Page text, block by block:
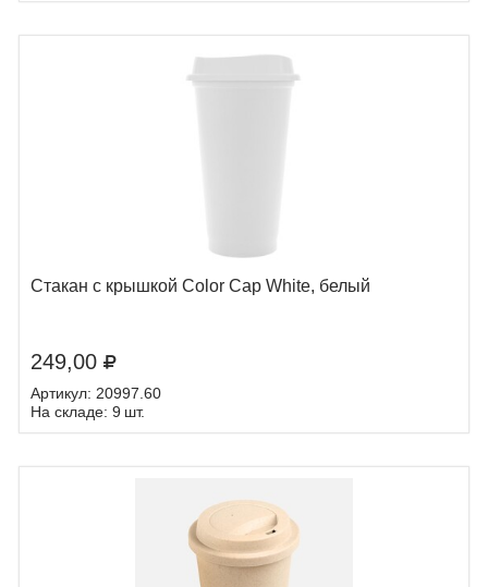
Стакан с крышкой Color Cap White, белый
249,00
Артикул: 20997.60
На складе: 9 шт.